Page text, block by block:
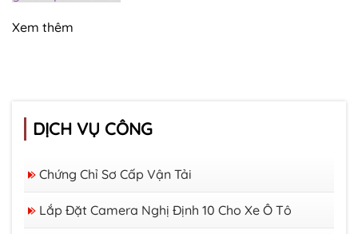
Xem thêm
DỊCH VỤ CÔNG
Chứng Chỉ Sơ Cấp Vận Tải
Lắp Đặt Camera Nghị Định 10 Cho Xe Ô Tô